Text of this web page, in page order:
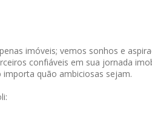
imóveis; vemos sonhos e
confiáveis ​​em sua jornada
quão ambiciosas sejam.